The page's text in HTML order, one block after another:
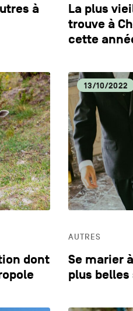
à
La plus
trouve à
cette
dont
13/10/2022
AUTRES
Se marier
plus